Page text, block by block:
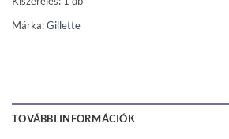
Márka:Gillette
TOVÁBBI INFORMÁCIÓK